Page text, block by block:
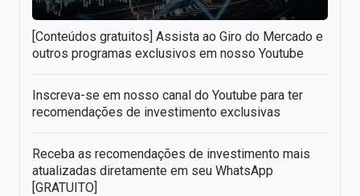
[Conteúdos gratuitos] Assista ao Giro do Mercado e
outros programas exclusivos em nosso Youtube
Inscreva-se em nosso canal do Youtube para ter
recomendações de investimento exclusivas
Receba as recomendações de investimento mais
atualizadas diretamente em seu WhatsApp
[GRATUITO]